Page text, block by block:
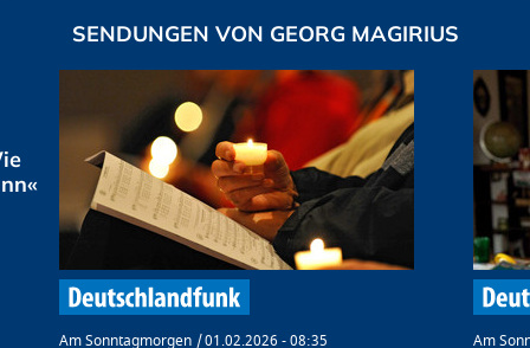
SENDUNGEN VON GEORG MAGIRIUS
Am Sonntagmorgen 01.02.2026 - 08:35 Am